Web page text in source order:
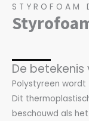
STYROFOAM
De
Polystyreen
Dit
beschouwd als